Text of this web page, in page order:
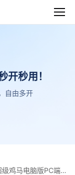
开秒用！
自由多开
级鸡马电脑版PC端